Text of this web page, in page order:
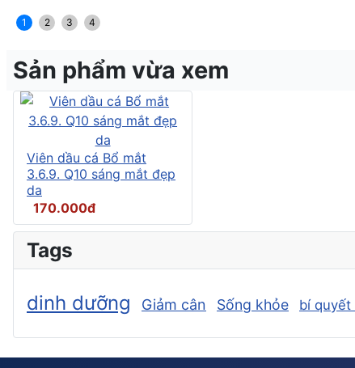
1 2 3 4
Sản phẩm vừa xem
Viên dầu cá Bổ mắt
3.6.9. Q10 sáng mắt đẹp
da
170.000đ
Tags
dinh dưỡng Giảm cân Sống khỏe bí quyết